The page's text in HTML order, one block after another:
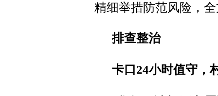
精细举措防范风险，
排查整治
卡口24小时值守，